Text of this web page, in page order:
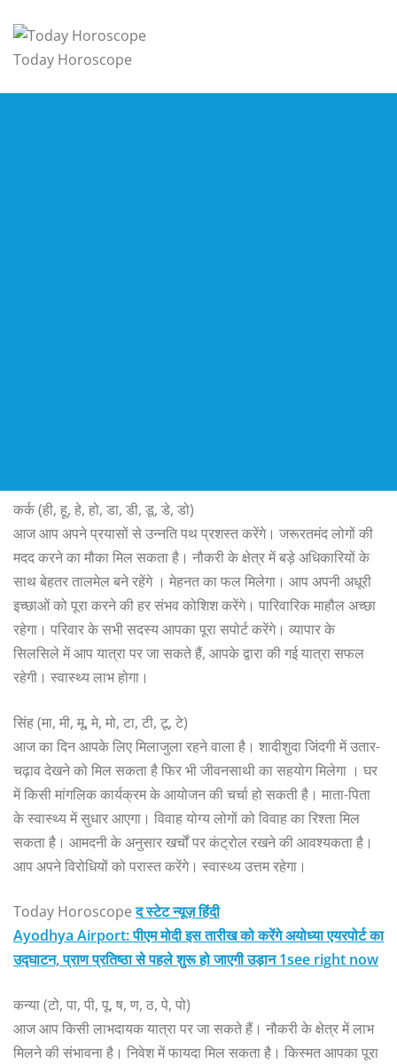
Today Horoscope
कर्क (ही, हू, हे, हो, डा, डी, डू, डे, डो)
आज आप अपने प्रयासों से उन्नति पथ प्रशस्त करेंगे। जरूरतमंद लोगों की
मदद करने का मौका मिल सकता है। नौकरी के क्षेत्र में बड़े अधिकारियों के
साथ बेहतर तालमेल बने रहेंगे । मेहनत का फल मिलेगा। आप अपनी अधूरी
इच्छाओं को पूरा करने की हर संभव कोशिश करेंगे। पारिवारिक माहौल अच्छा
रहेगा। परिवार के सभी सदस्य आपका पूरा सपोर्ट करेंगे। व्यापार के
सिलसिले में आप यात्रा पर जा सकते हैं, आपके द्वारा की गई यात्रा सफल
रहेगी। स्वास्थ्य लाभ होगा।
सिंह (मा, मी, मू, मे, मो, टा, टी, टू, टे)
आज का दिन आपके लिए मिलाजुला रहने वाला है। शादीशुदा जिंदगी में उतार-
चढ़ाव देखने को मिल सकता है फिर भी जीवनसाथी का सहयोग मिलेगा । घर
में किसी मांगलिक कार्यक्रम के आयोजन की चर्चा हो सकती है। माता-पिता
के स्वास्थ्य में सुधार आएगा। विवाह योग्य लोगों को विवाह का रिश्ता मिल
सकता है। आमदनी के अनुसार खर्चों पर कंट्रोल रखने की आवश्यकता है।
आप अपने विरोधियों को परास्त करेंगे। स्वास्थ्य उत्तम रहेगा।
Today Horoscopeद स्टेट न्यूज़ हिंदी
Ayodhya Airport: पीएम मोदी इस तारीख को करेंगे अयोध्या एयरपोर्ट का
उद्घाटन, प्राण प्रतिष्ठा से पहले शुरू हो जाएगी उड़ान 1see right now
कन्या (टो, पा, पी, पू, ष, ण, ठ, पे, पो)
आज आप किसी लाभदायक यात्रा पर जा सकते हैं। नौकरी के क्षेत्र में लाभ
मिलने की संभावना है। निवेश में फायदा मिल सकता है। किस्मत आपका पूरा